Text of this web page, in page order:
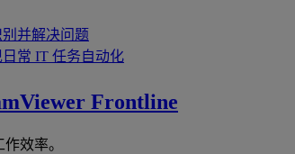
别并解决问题
日常 IT 任务自动化
Frontline
效率。